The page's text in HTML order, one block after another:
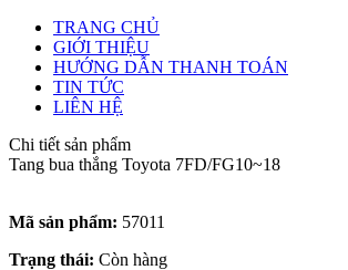
TRANG CHỦ
GIỚI THIỆU
HƯỚNG DẪN THANH TOÁN
TIN TỨC
LIÊN HỆ
Chi tiết sản phẩm
Tang bua thắng Toyota 7FD/FG10~18
Mã sản phẩm: 57011
Trạng thái: Còn hàng